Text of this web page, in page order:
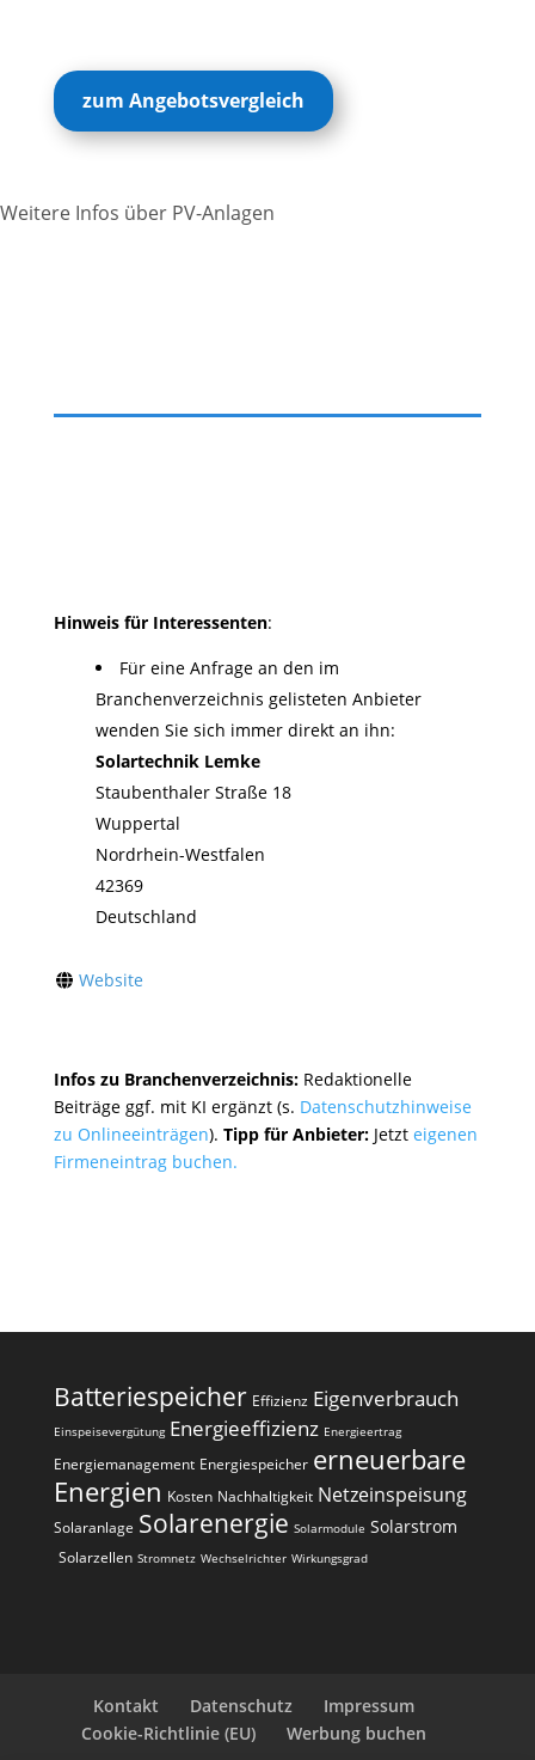
zum Angebotsvergleich
Weitere Infos über PV-Anlagen
Hinweis für Interessenten:
Für eine Anfrage an den im
Branchenverzeichnis gelisteten Anbieter
wenden Sie sich immer direkt an ihn:
Solartechnik Lemke
Staubenthaler Straße 18
Wuppertal
Nordrhein-Westfalen
42369
Deutschland
Website
Infos zu Branchenverzeichnis: Redaktionelle
Beiträge ggf. mit KI ergänzt (s. Datenschutzhinweise
zu Onlineeinträgen). Tipp für Anbieter:Jetzt eigenen
Firmeneintrag buchen.
Batteriespeicher Effizienz Eigenverbrauch
Einspeisevergütung Energieeffizienz Energieertrag
Energiemanagement Energiespeicher erneuerbare
Energien Kosten Nachhaltigkeit Netzeinspeisung
Solaranlage Solarenergie Solarmodule Solarstrom
Solarzellen Stromnetz Wechselrichter Wirkungsgrad
Kontakt Datenschutz
Impressum
Cookie-Richtlinie (EU)
Werbung buchen